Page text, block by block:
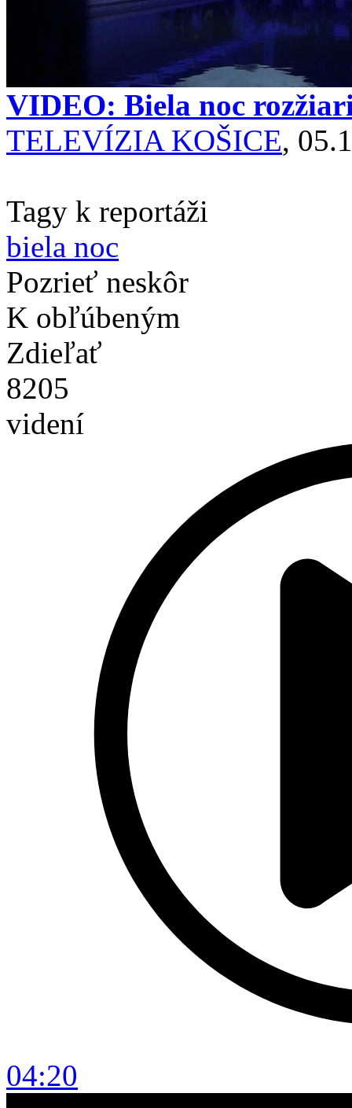
VIDEO: Biela noc
TELEVÍZIA KOŠICE,
Tagy k reportáži
biela noc
Pozrieť neskôr
K obľúbeným
Zdieľať
8205
videní
04:20